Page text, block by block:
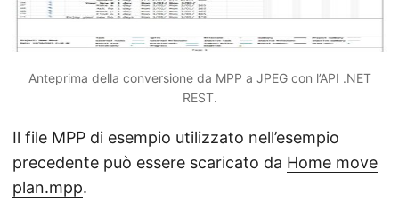
Anteprima della conversione da MPP a JPEG con l’API .NET
REST.
Il file MPP di esempio utilizzato nell’esempio
precedente può essere scaricato da Home move
plan.mpp.